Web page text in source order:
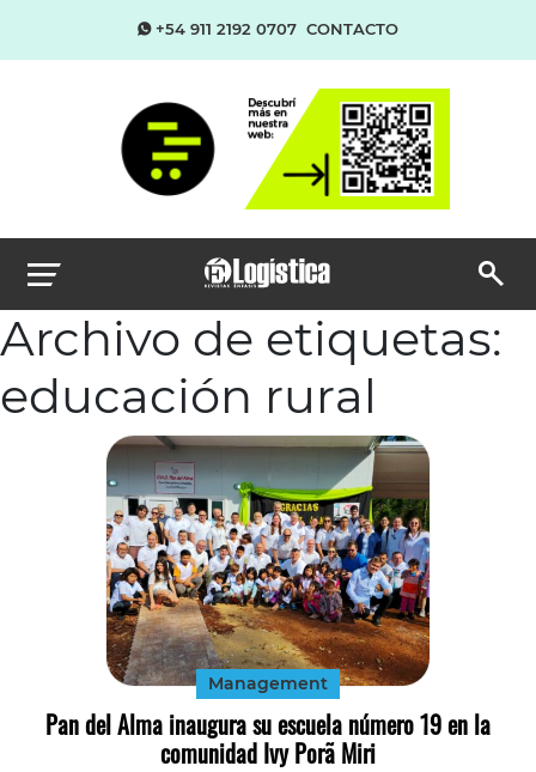
+54 911 2192 0707 CONTACTO
Archivo de etiquetas:
educación rural
Management
Pan del Alma inaugura su escuela número 19 en la
comunidad Ivy Porã Miri